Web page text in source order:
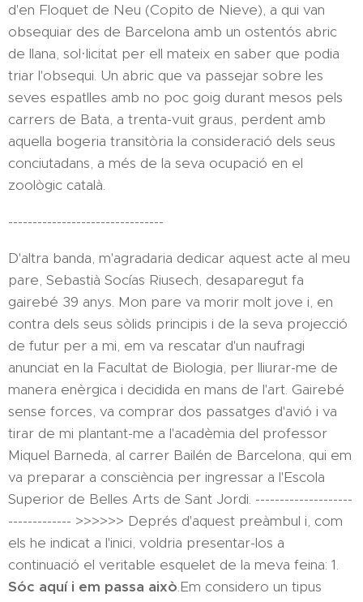
d'en Floquet de Neu (Copito de Nieve), a qui van
obsequiar des de Barcelona amb un ostentós abric
de llana, sol·licitat per ell mateix en saber que podia
triar l'obsequi. Un abric que va passejar sobre les
seves espatlles amb no poc goig durant mesos pels
carrers de Bata, a trenta-vuit graus, perdent amb
aquella bogeria transitòria la consideració dels seus
conciutadans, a més de la seva ocupació en el
zoològic català.
--------------------------------
D'altra banda, m'agradaria dedicar aquest acte al meu
pare, Sebastià Socías Riusech, desaparegut fa
gairebé 39 anys. Mon pare va morir molt jove i, en
contra dels seus sòlids principis i de la seva projecció
de futur per a mi, em va rescatar d'un naufragi
anunciat en la Facultat de Biologia, per lliurar-me de
manera enèrgica i decidida en mans de l'art. Gairebé
sense forces, va comprar dos passatges d'avió i va
tirar de mi plantant-me a l'acadèmia del professor
Miquel Barneda, al carrer Bailén de Barcelona, ​​qui em
va preparar a consciència per ingressar a l'Escola
Superior de Belles Arts de Sant Jordi. --------------------
------------- >>>>>> Deprés d'aquest preàmbul i, com
els he indicat a l'inici, voldria presentar-los a
continuació el veritable esquelet de la meva feina: 1.
Sóc aquí i em passa això.Em considero un tipus